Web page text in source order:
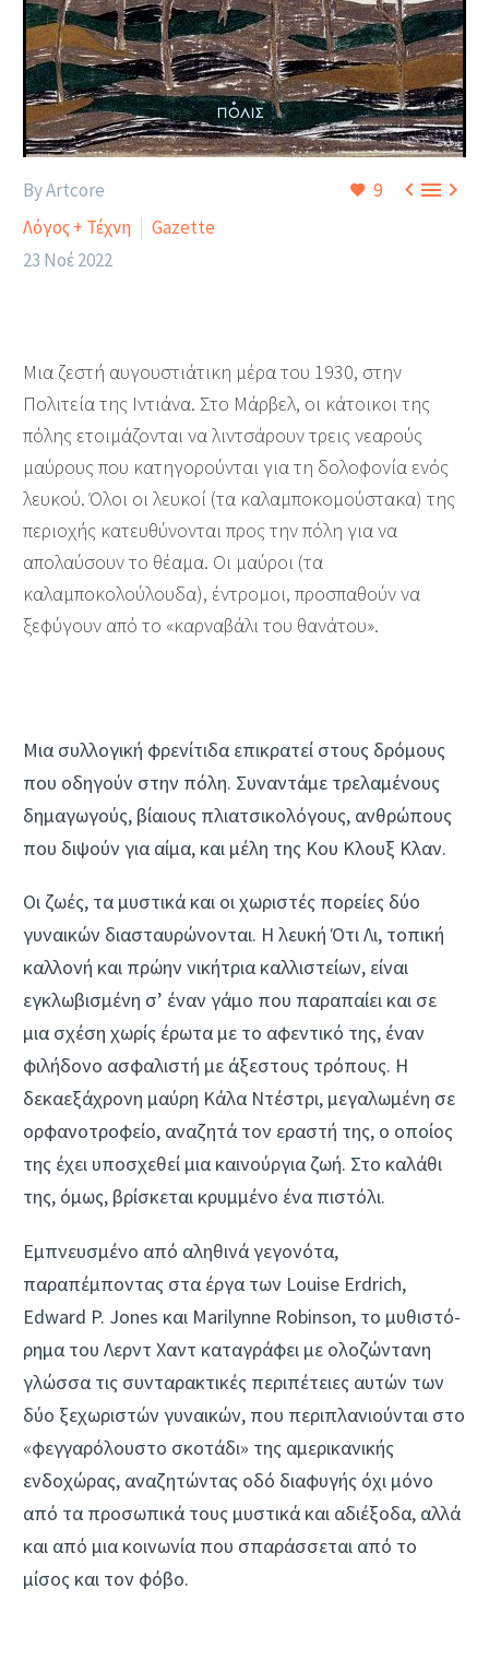
9 
By Artcore
Λόγος + Τέχνη
Gazette
23 Νοέ 2022
Μια ζεστή αυγουστιάτικη μέρα του 1930, στην
Πολιτεία της Ιντιάνα. Στο Μάρβελ, οι κάτοικοι της
πόλης ετοιμάζονται να λιντσάρουν τρεις νεα­ρούς
μαύρους που κατηγορούνται για τη δολοφονία ενός
λευκού. Όλοι οι λευκοί (τα καλαμποκομούστακα) της
περιοχής κατευθύνονται προς την πόλη για να
απολαύσουν το θέαμα. Οι μαύροι (τα
καλαμποκολούλουδα), έντρομοι, προσπαθούν να
ξεφύγουν από το «καρναβάλι του θανάτου».
Μια συλλογική φρενίτιδα επικρατεί στους δρόμους
που οδηγούν στην πόλη. Συναντάμε τρελαμένους
δημαγωγούς, βίαιους πλιατσικολό­γους, ανθρώπους
που διψούν για αίμα, και μέλη της Κου Κλουξ Κλαν.
Οι ζωές, τα μυστικά και οι χωριστές πορείες δύο
γυναικών διασταυρώνονται. Η λευκή Ότι Λι, τοπική
καλλονή και πρώην νικήτρια καλλιστείων, είναι
εγκλωβισμένη σ’ έναν γάμο που παραπαίει και σε
μια σχέση χωρίς έρωτα με το αφεντικό της, έναν
φιλήδονο ασφαλιστή με άξεστους τρό­πους. Η
δεκαεξάχρονη μαύρη Κάλα Ντέστρι, μεγαλωμένη σε
ορφανοτροφείο, αναζητά τον εραστή της, ο οποίος
της έχει υποσχεθεί μια καινούργια ζωή. Στο καλάθι
της, όμως, βρίσκεται κρυμμένο ένα πιστόλι.
Εμπνευσμένο από αληθινά γεγονότα,
παραπέμποντας στα έργα των Louise Erdrich,
Edward P. Jones και Marilynne Robinson, το μυθιστό­
ρημα του Λερντ Χαντ καταγράφει με ολοζώντανη
γλώσσα τις συνταρακτικές περιπέτειες αυτών των
δύο ξεχωριστών γυναικών, που περιπλα­νιούνται στο
«φεγγαρόλουστο σκοτάδι» της αμερικανικής
ενδοχώρας, αναζητώντας οδό διαφυγής όχι μόνο
από τα προσωπικά τους μυστικά και αδιέξοδα, αλλά
και από μια κοινωνία που σπαράσσεται από το
μίσος και τον φόβο.